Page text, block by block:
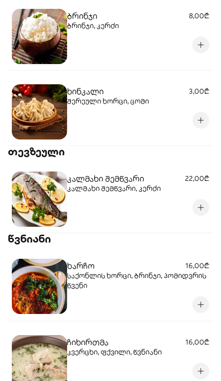
ბრინჯი
8,00₾
ბრინჯი, კერძი
ხინკალი
3,00₾
შერეული ხორცი, ცომი
თევზეული
კალმახი შემწვარი
22,00₾
კალმახი შემწვარი, კერძი
წვნიანი
ხარჩო
16,00₾
საქონლის ხორცი, ბრინჯი, პომიდვრის
წვენი
ჩიხირთმა
16,00₾
კვერცხი, ფქვილი, წვნიანი